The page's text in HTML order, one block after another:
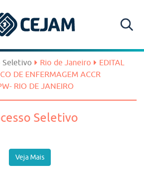
Seletivo Rio de Janeiro
EDITAL
DE ENFERMAGEM ACCR
RIO DE JANEIRO
Seletivo
Veja Mais